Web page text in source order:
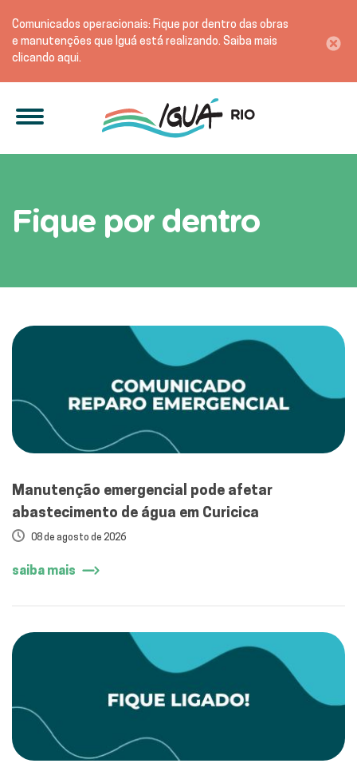
Comunicados operacionais: Fique por dentro das obras
e manutenções que Iguá está realizando. Saiba mais
clicando aqui.
Fique por dentro
Manutenção emergencial pode afetar
abastecimento de água em Curicica
08 de agosto de 2026
saiba mais